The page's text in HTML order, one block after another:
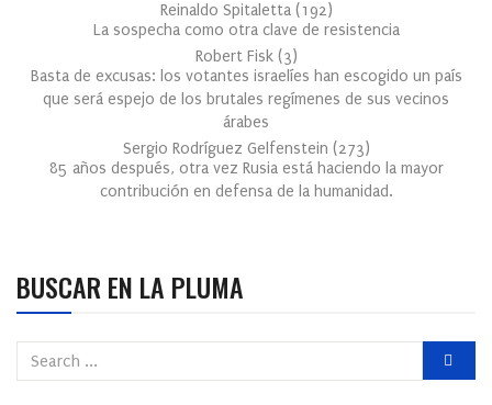
Reinaldo Spitaletta (192)
La sospecha como otra clave de resistencia
Robert Fisk (3)
Basta de excusas: los votantes israelíes han escogido un país
que será espejo de los brutales regímenes de sus vecinos
árabes
Sergio Rodríguez Gelfenstein (273)
85 años después, otra vez Rusia está haciendo la mayor
contribución en defensa de la humanidad.
BUSCAR EN LA PLUMA